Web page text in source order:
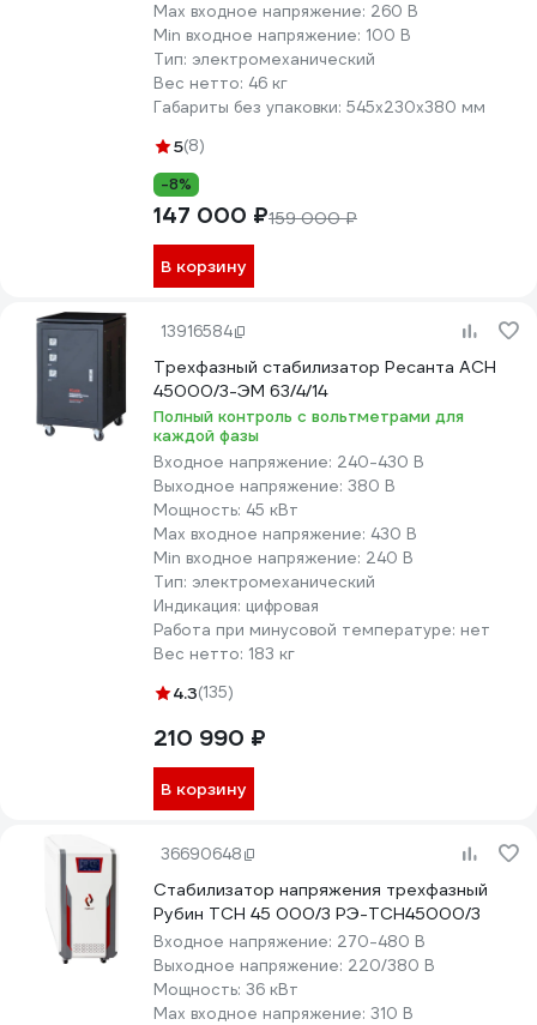
Max входное напряжение: 260 В
Min входное напряжение: 100 В
Тип: электромеханический
Вес нетто: 46 кг
Габариты без упаковки: 545х230х380 мм
5(8)
-8%
147 000 ₽159 000 ₽
В корзину
13916584
Трехфазный стабилизатор Ресанта АСН
45000/3-ЭМ 63/4/14
Полный контроль с вольтметрами для
каждой фазы
Входное напряжение: 240-430 В
Выходное напряжение: 380 В
Мощность: 45 кВт
Max входное напряжение: 430 В
Min входное напряжение: 240 В
Тип: электромеханический
Индикация: цифровая
Работа при минусовой температуре: нет
Вес нетто: 183 кг
4.3(135)
210 990 ₽
В корзину
36690648
Стабилизатор напряжения трехфазный
Рубин ТСН 45 000/3 РЭ-ТСН45000/3
Входное напряжение: 270-480 В
Выходное напряжение: 220/380 В
Мощность: 36 кВт
Max входное напряжение: 310 В